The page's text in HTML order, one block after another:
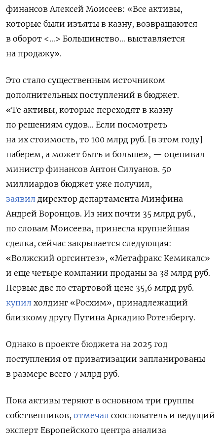
финансов Алексей Моисеев: «Все активы,
которые были изъяты в казну, возвращаются
в оборот <…> Большинство… выставляется
на продажу».
Это стало существенным источником
дополнительных поступлений в бюджет.
«Те активы, которые переходят в казну
по решениям судов… Если посмотреть
на их стоимость, то 100 млрд руб. [в этом году]
наберем, а может быть и больше», — оценивал
министр финансов Антон Силуанов. 50
миллиардов бюджет уже получил,
заявил директор департамента Минфина
Андрей Воронцов. Из них почти 35 млрд руб.,
по словам Моисеева, принесла крупнейшая
сделка, сейчас закрывается следующая:
«Волжский оргсинтез», «Метафракс Кемикалс»
и еще четыре компании проданы за 38 млрд руб.
Первые две по стартовой цене 35,6 млрд руб.
купил холдинг «Росхим», принадлежащий
близкому другу Путина Аркадию Ротенбергу.
Однако в проекте бюджета на 2025 год
поступления от приватизации запланированы
в размере всего 7 млрд руб.
Пока активы теряют в основном три группы
собственников, отмечал сооснователь и ведущий
эксперт Европейского центра анализа